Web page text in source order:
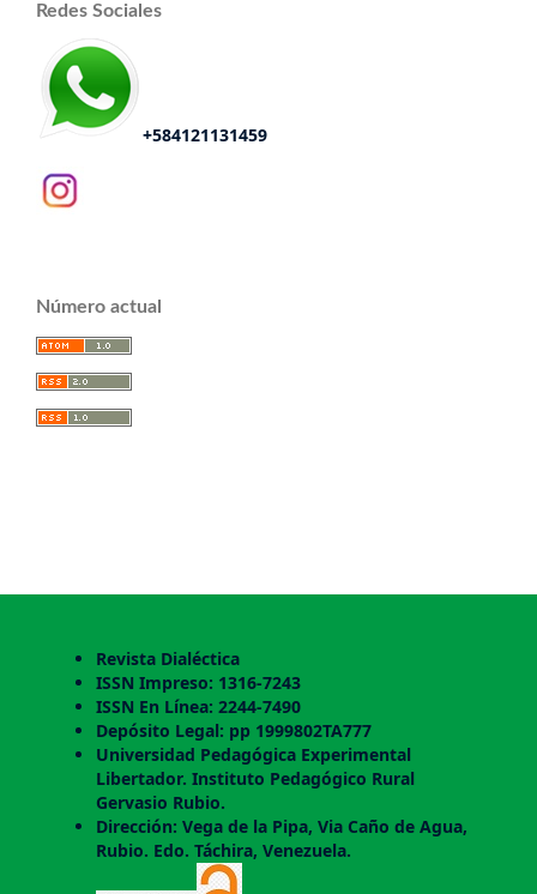
Redes Sociales
+584121131459
Número actual
Revista Dialéctica
ISSN Impreso: 1316-7243
ISSN En Línea: 2244-7490
Depósito Legal: pp 1999802TA777
Universidad Pedagógica Experimental
Libertador. Instituto Pedagógico Rural
Gervasio Rubio.
Dirección: Vega de la Pipa, Via Caño de Agua,
Rubio. Edo. Táchira, Venezuela.